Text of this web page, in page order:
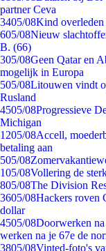
partner Ceva
3405/08Kind
605/08Nieuw
B. (66)
305/08Geen Qatar en
mogelijk in Europa
505/08Litouwen vindt
Rusland
4505/08Progressieve
Michigan
1205/08Accell,
betaling aan
505/08
105/08Vollering de
805/08The Division
3605/08Hackers roven
dollar
4505/08Doorwerken
werken na je 67e de
3805/08Vinted-foto's